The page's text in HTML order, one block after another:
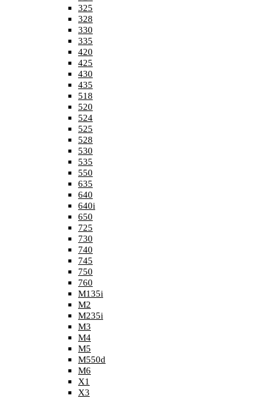
325
328
330
335
420
425
430
435
518
520
524
525
528
530
535
550
635
640
640i
650
725
730
740
745
750
760
M135i
M2
M235i
M3
M4
M5
M550d
M6
X1
X3